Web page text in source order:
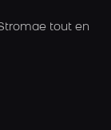
tout en